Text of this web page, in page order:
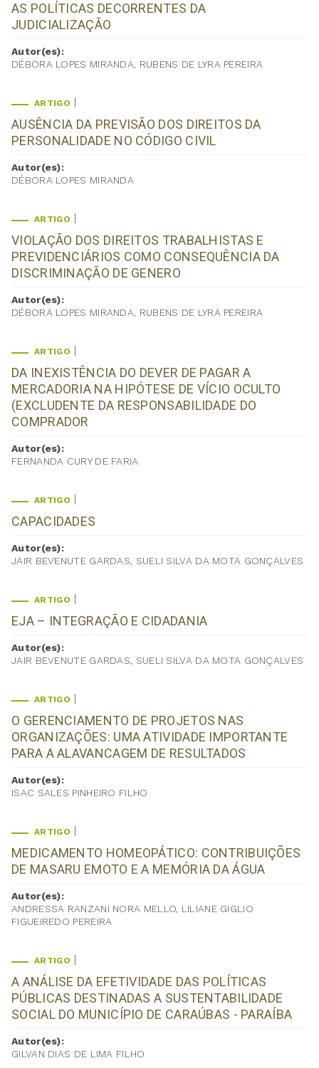
AS POLÍTICAS DECORRENTES DA
JUDICIALIZAÇÃO
Autor(es):
DÉBORA LOPES MIRANDA, RUBENS DE LYRA PEREIRA
ARTIGO
AUSÊNCIA DA PREVISÃO DOS DIREITOS DA
PERSONALIDADE NO CÓDIGO CIVIL
Autor(es):
DÉBORA LOPES MIRANDA
ARTIGO
VIOLAÇÃO DOS DIREITOS TRABALHISTAS E
PREVIDENCIÁRIOS COMO CONSEQUÊNCIA DA
DISCRIMINAÇÃO DE GENERO
Autor(es):
DÉBORA LOPES MIRANDA, RUBENS DE LYRA PEREIRA
ARTIGO
DA INEXISTÊNCIA DO DEVER DE PAGAR A
MERCADORIA NA HIPÓTESE DE VÍCIO OCULTO
(EXCLUDENTE DA RESPONSABILIDADE DO
COMPRADOR
Autor(es):
FERNANDA CURY DE FARIA
ARTIGO
CAPACIDADES
Autor(es):
JAIR BEVENUTE GARDAS, SUELI SILVA DA MOTA GONÇALVES
ARTIGO
EJA – INTEGRAÇÃO E CIDADANIA
Autor(es):
JAIR BEVENUTE GARDAS, SUELI SILVA DA MOTA GONÇALVES
ARTIGO
O GERENCIAMENTO DE PROJETOS NAS
ORGANIZAÇÕES: UMA ATIVIDADE IMPORTANTE
PARA A ALAVANCAGEM DE RESULTADOS
Autor(es):
ISAC SALES PINHEIRO FILHO
ARTIGO
MEDICAMENTO HOMEOPÁTICO: CONTRIBUIÇÕES
DE MASARU EMOTO E A MEMÓRIA DA ÁGUA
Autor(es):
ANDRESSA RANZANI NORA MELLO, LILIANE GIGLIO
FIGUEIREDO PEREIRA
ARTIGO
A ANÁLISE DA EFETIVIDADE DAS POLÍTICAS
PÚBLICAS DESTINADAS A SUSTENTABILIDADE
SOCIAL DO MUNICÍPIO DE CARAÚBAS - PARAÍBA
Autor(es):
GILVAN DIAS DE LIMA FILHO